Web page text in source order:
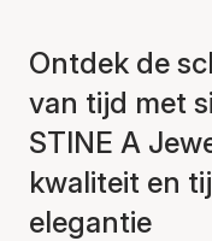
Ontdek de
van tijd met
STINE A
kwaliteit en
elegantie